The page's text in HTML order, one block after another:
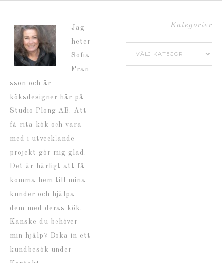
Jag
heter
Sofia
Fran
sson och är
köksdesigner här på
Studio Plong AB. Att
få rita kök och vara
med i utvecklande
projekt gör mig glad.
Det är härligt att få
komma hem till mina
kunder och hjälpa
dem med deras kök.
Kanske du behöver
min hjälp? Boka in ett
kundbesök under
Kategorier
Kategorier